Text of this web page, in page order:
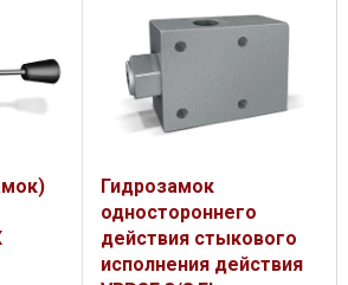
Гидрозамок
одностороннего
действия стыкового
исполнения действия